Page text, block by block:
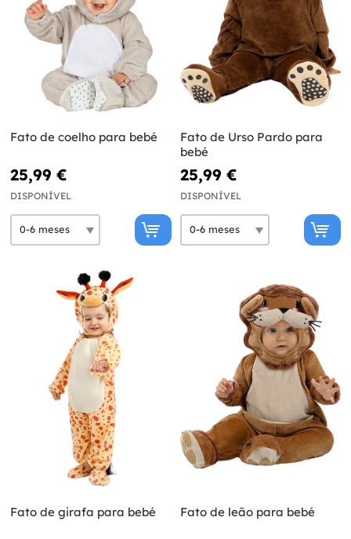
Fato de coelho para bebé
25,99 €
DISPONÍVEL
Fato de Urso Pardo para
bebé
25,99 €
DISPONÍVEL
Fato de girafa para bebé Fato de leão para bebé